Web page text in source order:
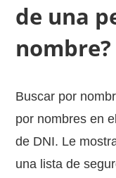
de una
nombre?
Buscar por
por nombres en
de DNI. Le
una lista de